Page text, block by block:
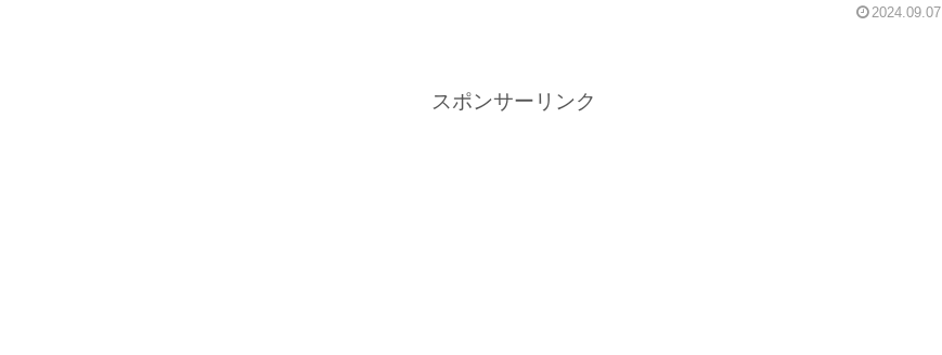
2024.09.07
スポンサーリンク